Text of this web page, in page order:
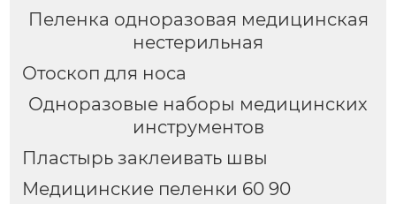
Пеленка одноразовая медицинская
нестерильная
Отоскоп для носа
Одноразовые наборы медицинских
инструментов
Пластырь заклеивать швы
Медицинские пеленки 60 90